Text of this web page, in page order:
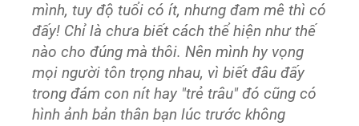
mình, tuy độ tuổi có ít, nhưng đam mê thì có
đấy! Chỉ là chưa biết cách thể hiện như thế
nào cho đúng mà thôi. Nên mình hy vọng
mọi người tôn trọng nhau, vì biết đâu đấy
trong đám con nít hay "trẻ trâu" đó cũng có
hình ảnh bản thân bạn lúc trước không